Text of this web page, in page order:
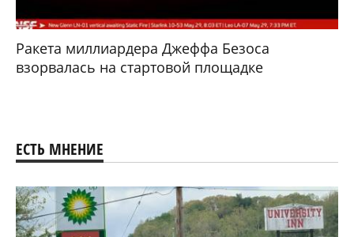
Ракета миллиардера Джеффа Безоса
взорвалась на стартовой площадке
ЕСТЬ МНЕНИЕ